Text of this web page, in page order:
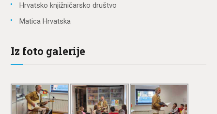
Hrvatsko knjižničarsko društvo
Matica Hrvatska
Iz foto galerije